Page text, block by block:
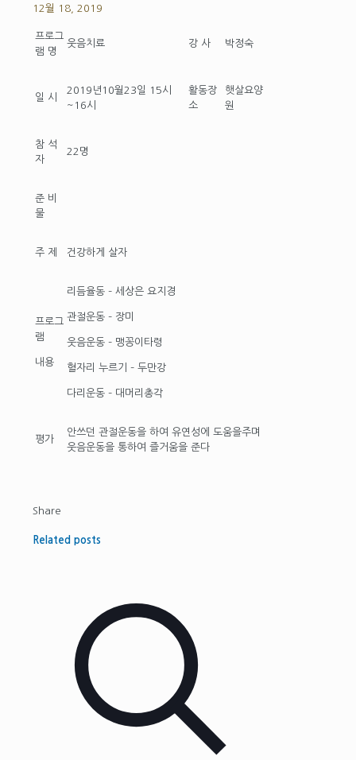
12월 18, 2019
프로그
램 명
웃음치료 강 사 박정숙
일 시
2019년10월23일 15시
~16시
활동장
소
햇살요양
원
참 석
자
22명
준 비
물
주 제 건강하게 살자
프로그
램
내용
리듬율동 – 세상은 요지경
관절운동 – 장미
웃음운동 – 맹꽁이타령
혈자리 누르기 – 두만강
다리운동 – 대머리총각
평가
안쓰던 관절운동을 하여 유연성에 도움을주며
웃음운동을 통하여 즐거움을 준다
Share
Related posts